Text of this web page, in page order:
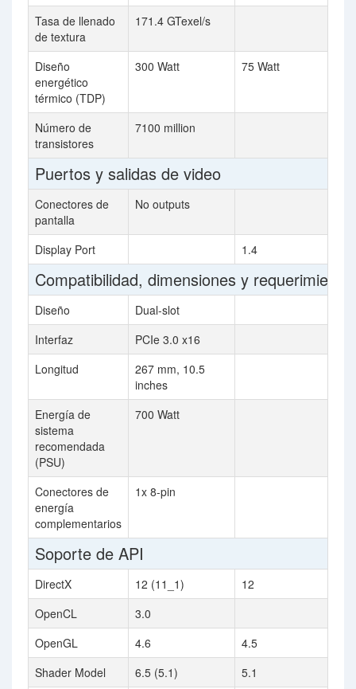
Tasa de llenado
de textura
171.4 GTexel/s
Diseño
energético
térmico (TDP)
300 Watt 75 Watt
Número de
transistores
7100 million
Puertos y salidas de video
Conectores de
pantalla
No outputs
Display Port 1.4
Compatibilidad, dimensiones y
Diseño
Dual-slot
Interfaz
PCIe 3.0 x16
Longitud
267 mm, 10.5
inches
Energía de
sistema
recomendada
(PSU)
700 Watt
Conectores de
energía
complementarios
1x 8-pin
Soporte de API
DirectX 12 (11_1)
12
OpenCL
3.0
OpenGL
4.6
4.5
Shader Model
6.5 (5.1) 5.1